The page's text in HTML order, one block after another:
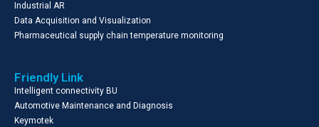
Industrial AR
Data Acquisition and Visualization
Pharmaceutical supply chain temperature monitoring
Friendly Link
Intelligent connectivity BU
Automotive Maintenance and Diagnosis
Keymotek